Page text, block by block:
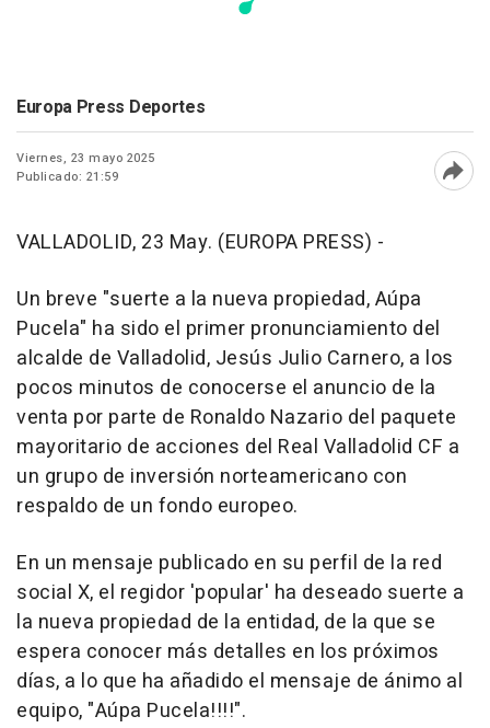
Europa Press Deportes
Viernes, 23 mayo 2025
Publicado: 21:59
VALLADOLID, 23 May. (EUROPA PRESS) -
Un breve "suerte a la nueva propiedad, Aúpa
Pucela" ha sido el primer pronunciamiento del
alcalde de Valladolid, Jesús Julio Carnero, a los
pocos minutos de conocerse el anuncio de la
venta por parte de Ronaldo Nazario del paquete
mayoritario de acciones del Real Valladolid CF a
un grupo de inversión norteamericano con
respaldo de un fondo europeo.
En un mensaje publicado en su perfil de la red
social X, el regidor 'popular' ha deseado suerte a
la nueva propiedad de la entidad, de la que se
espera conocer más detalles en los próximos
días, a lo que ha añadido el mensaje de ánimo al
equipo, "Aúpa Pucela!!!!".